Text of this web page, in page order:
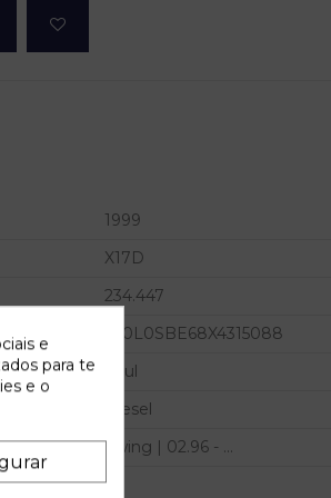
1999
X17D
234.447
W0L0SBE68X4315088
Azul
Diesel
Swing | 02.96 - ...
e
para te
e o